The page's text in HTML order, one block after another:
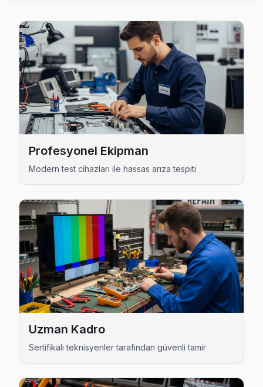
Şahintepe semtindeki Sunny TV sorunları için kapıya
Başakşehir Sunny Servis →
Şamlar Sunny Servis
Şamlar'de Sunny TV ekranında çizgi, donma ya da ses
Sunny Servis Merkezi →
Başakşehir'da Ziya Gökalp mahallesi için Sunny TV
Ziya Gökalp Sunny Anakart Tamiri →
Başakşehir Sunny TV Servis Hizmet Bölgesi
Başakşehir bölgesine kapıya gelen Sunny TV tamir servisi
Profesyonel Ekipman
Modern test cihazları ile hassas arıza tespiti
Uzman Kadro
Sertifikalı teknisyenler tarafından güvenli tamir